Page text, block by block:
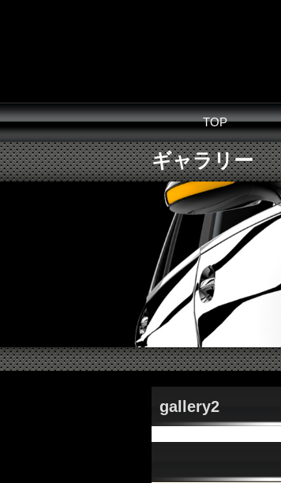
TOP
ギャラリー
gallery2